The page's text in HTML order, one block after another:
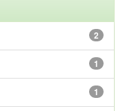
2
1
1